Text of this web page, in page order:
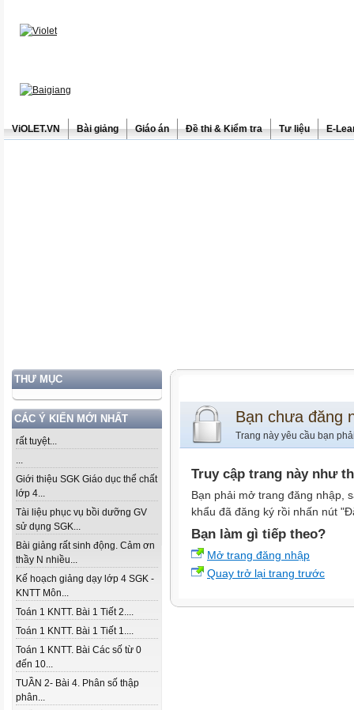
ViOLET.VN Bài giảng Giáo án Đề thi & Kiểm tra Tư liệu E-
THƯ MỤC
CÁC Ý KIẾN MỚI NHẤT
rất tuyệt...
...
Giới thiệu SGK Giáo dục thể chất
lớp 4...
Tài liệu phục vụ bồi dưỡng GV
sử dụng SGK...
Bài giảng rất sinh động. Cảm ơn
thầy N nhiều...
Kế hoạch giảng dạy lớp 4 SGK -
KNTT Môn...
Toán 1 KNTT. Bài 1 Tiết 2....
Toán 1 KNTT. Bài 1 Tiết 1....
Toán 1 KNTT. Bài Các số từ 0
đến 10...
TUẦN 2- Bài 4. Phân số thập
phân...
Bạn chưa đăng
Trang này yêu cầu bạn
Truy cập trang này như
Bạn phải mở trang đăng nhập,
khẩu đã đăng ký rồi nhấn nút
Bạn làm gì tiếp theo?
Mở trang đăng nhập
Quay trở lại trang trước